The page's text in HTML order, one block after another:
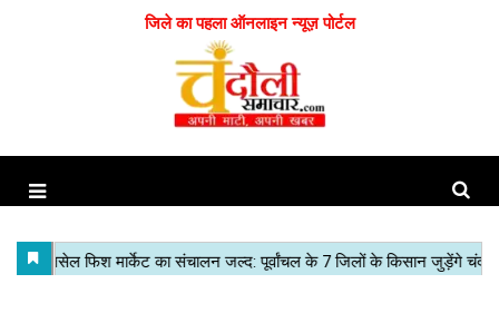
जिले का पहला ऑनलाइन न्यूज़ पोर्टल